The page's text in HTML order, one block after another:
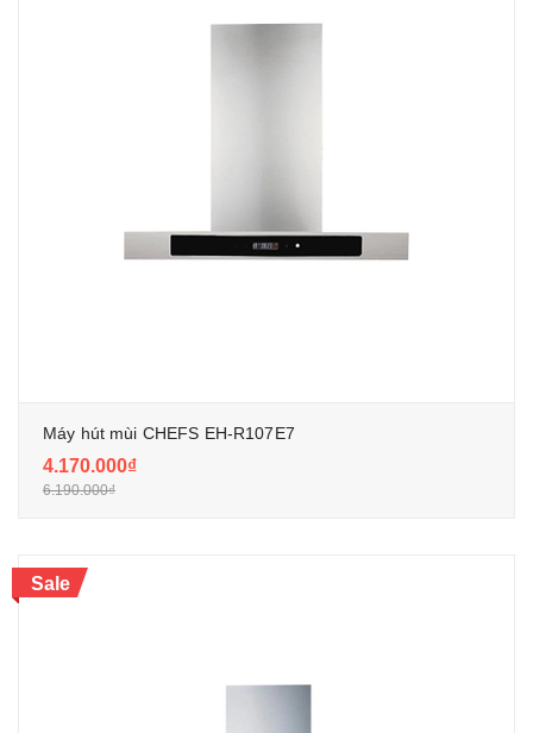
Máy hút mùi CHEFS EH-R107E7
4.170.000₫
6.190.000₫
Sale